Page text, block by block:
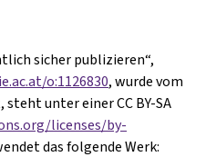
sicher publizieren“,
o:1126830, wurde vom
unter einer CC BY-SA
licenses/by-
das folgende Werk: